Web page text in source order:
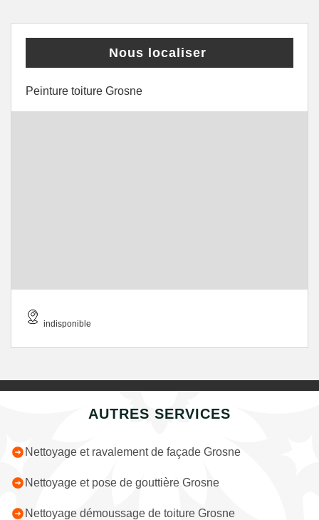
Nous localiser
Peinture toiture Grosne
indisponible
AUTRES SERVICES
Nettoyage et ravalement de façade Grosne
Nettoyage et pose de gouttière Grosne
Nettoyage démoussage de toiture Grosne